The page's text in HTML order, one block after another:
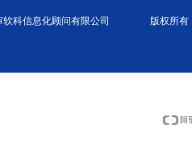
科信息化顾问有限公司 版权所有